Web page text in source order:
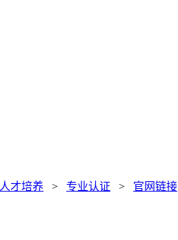
人才培养 > 专业认证 > 官网链接